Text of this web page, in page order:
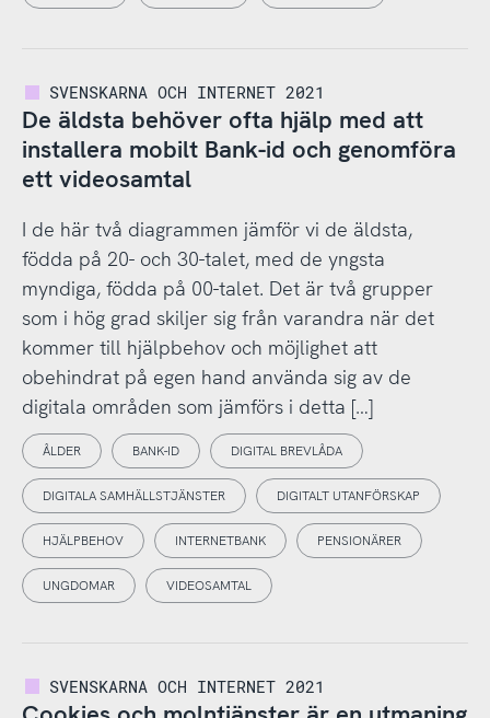
SVENSKARNA OCH INTERNET 2021
De äldsta behöver ofta hjälp med att
installera mobilt Bank-id och genomföra
ett videosamtal
I de här två diagrammen jämför vi de äldsta,
födda på 20- och 30-talet, med de yngsta
myndiga, födda på 00-talet. Det är två grupper
som i hög grad skiljer sig från varandra när det
kommer till hjälpbehov och möjlighet att
obehindrat på egen hand använda sig av de
digitala områden som jämförs i detta […]
ÅLDER BANK-ID DIGITAL BREVLÅDA
DIGITALA SAMHÄLLSTJÄNSTER DIGITALT UTANFÖRSKAP
HJÄLPBEHOV INTERNETBANK PENSIONÄRER
UNGDOMAR VIDEOSAMTAL
SVENSKARNA OCH INTERNET 2021